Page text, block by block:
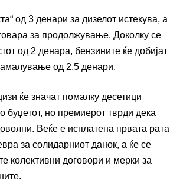
од 3 денари за дизелот истекува, а
за продолжување. Доколку се
од 2 денара, бензините ќе добијат
од 2,5 денари.
ќе значат помалку десетици
буџетот, но премиерот тврди дека
Веќе е исплатена првата рата
за солидарниот данок, а ќе се
колективни договори и мерки за